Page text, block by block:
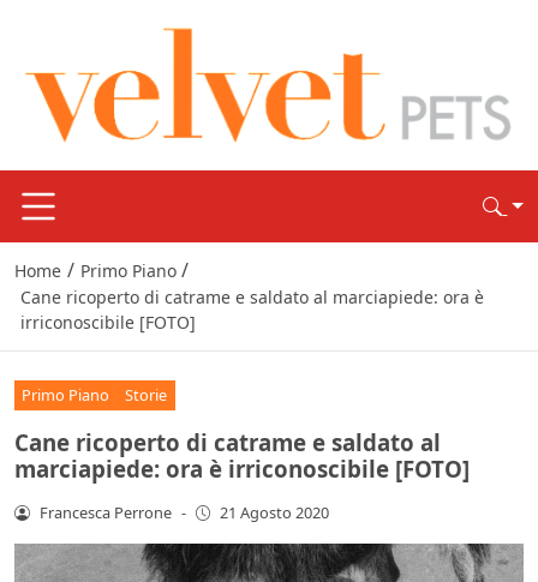
Home / Primo Piano /
Cane ricoperto di catrame e saldato al marciapiede: ora è
irriconoscibile [FOTO]
Primo Piano Storie
Cane ricoperto di catrame e saldato al
marciapiede: ora è irriconoscibile [FOTO]
Francesca Perrone - 21 Agosto 2020